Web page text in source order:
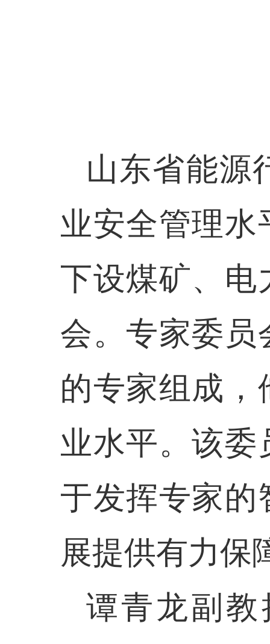
山东省能源
业安全管理水
下设煤矿、电
会。专家委员
的专家组成
业水平。该委
于发挥专家的
展提供有力保
谭青龙副